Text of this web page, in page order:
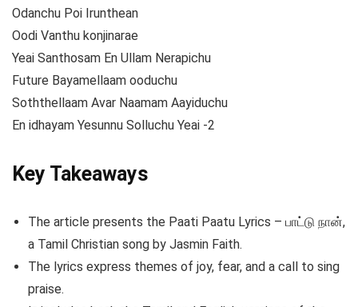
Odanchu Poi Irunthean
Oodi Vanthu konjinarae
Yeai Santhosam En Ullam Nerapichu
Future Bayamellaam ooduchu
Soththellaam Avar Naamam Aayiduchu
En idhayam Yesunnu Solluchu Yeai -2
Key Takeaways
The article presents the Paati Paatu Lyrics – பாட்டு நான்,
a Tamil Christian song by Jasmin Faith.
The lyrics express themes of joy, fear, and a call to sing
praise.